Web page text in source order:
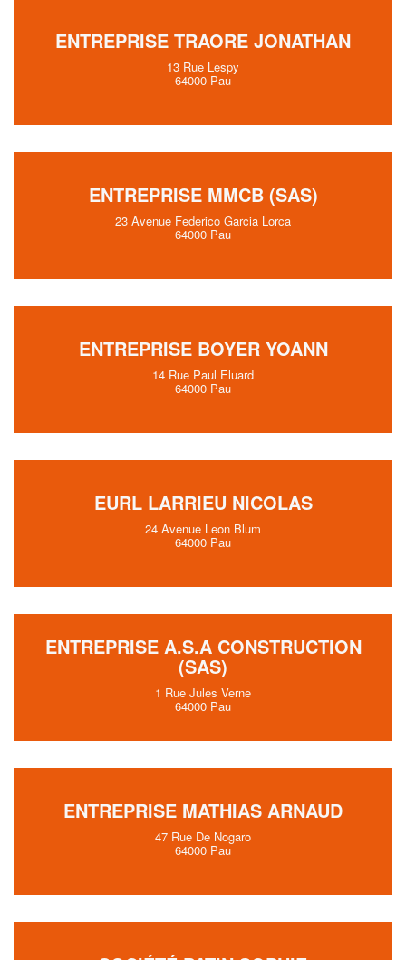
ENTREPRISE TRAORE JONATHAN
13 Rue Lespy
64000 Pau
ENTREPRISE MMCB (SAS)
23 Avenue Federico Garcia Lorca
64000 Pau
ENTREPRISE BOYER YOANN
14 Rue Paul Eluard
64000 Pau
EURL LARRIEU NICOLAS
24 Avenue Leon Blum
64000 Pau
ENTREPRISE A.S.A CONSTRUCTION
(SAS)
1 Rue Jules Verne
64000 Pau
ENTREPRISE MATHIAS ARNAUD
47 Rue De Nogaro
64000 Pau